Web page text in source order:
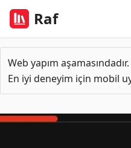
Raf
Web yapım aşamasındadır.
En iyi deneyim için mobil